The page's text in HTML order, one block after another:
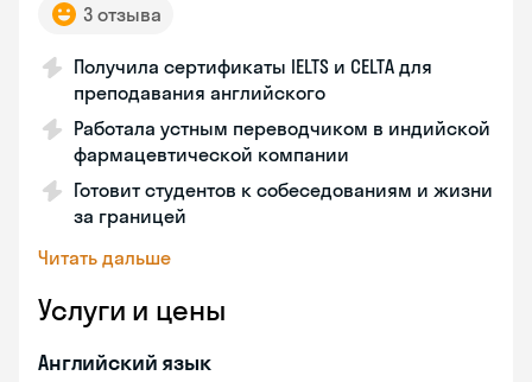
3 отзыва
Получила сертификаты IELTS и CELTA для
преподавания английского
Работала устным переводчиком в индийской
фармацевтической компании
Готовит студентов к собеседованиям и жизни
за границей
Читать дальше
Услуги и цены
Английский язык